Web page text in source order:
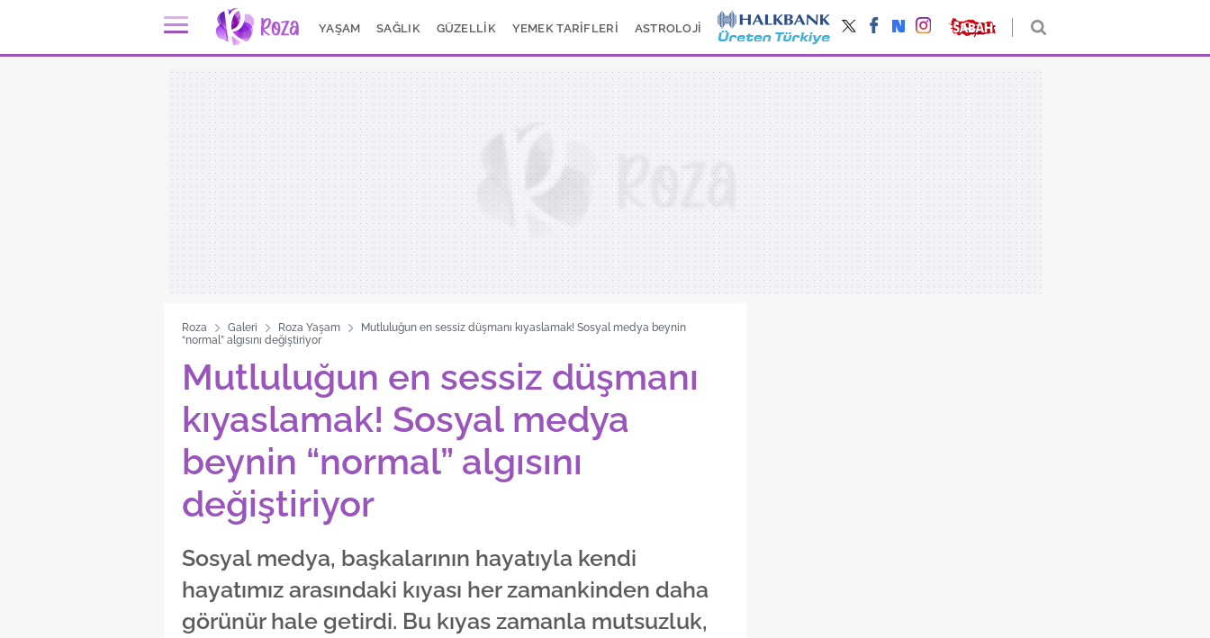
YAŞAM SAĞLIK GÜZELLİK YEMEK TARİFLERİ ASTROLOJİ
Roza Galeri Roza Yaşam
Mutluluğun en sessiz düşmanı kıyaslamak! Sosyal medya beynin
“normal” algısını değiştiriyor
Mutluluğun en sessiz düşmanı
kıyaslamak! Sosyal medya
beynin “normal” algısını
değiştiriyor
Sosyal medya, başkalarının hayatıyla kendi
hayatımız arasındaki kıyası her zamankinden daha
görünür hale getirdi. Bu kıyas zamanla mutsuzluk,